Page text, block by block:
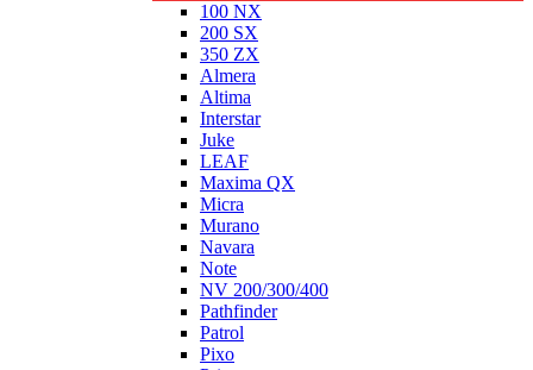
100 NX
200 SX
350 ZX
Almera
Altima
Interstar
Juke
LEAF
Maxima QX
Micra
Murano
Navara
Note
NV 200/300/400
Pathfinder
Patrol
Pixo